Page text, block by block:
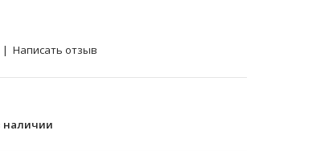
| Написать отзыв
наличии